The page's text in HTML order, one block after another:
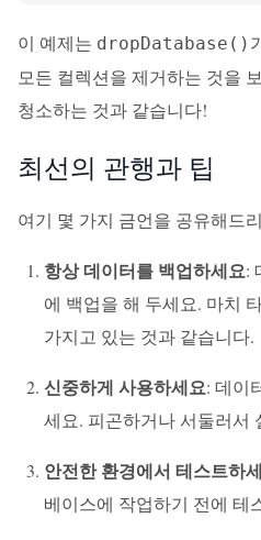
이 예제는 dropDatabase()
모든 컬렉션을 제거하는 것을
청소하는 것과 같습니다!
최선의 관행과 팁
여기 몇 가지 금언을 공유해드
항상 데이터를 백업하세요:
에 백업을 해 두세요. 마치
가지고 있는 것과 같습니다.
신중하게 사용하세요: 데이
세요. 피곤하거나 서둘러서
안전한 환경에서 테스트하
베이스에 작업하기 전에 테